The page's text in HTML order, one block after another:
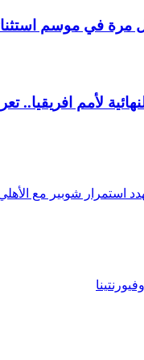
مرة في موسم
استمرار شوبير مع